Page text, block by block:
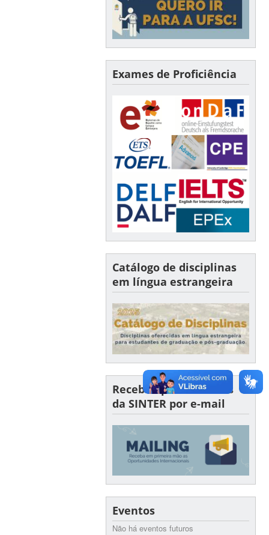
Exames de Proficiência
Catálogo de disciplinas
em língua estrangeira
Receba oportunidades
da SINTER por e-mail
Eventos
Não há eventos futuros